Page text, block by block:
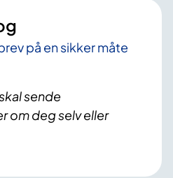
på en sikker måte
sende
om deg selv eller